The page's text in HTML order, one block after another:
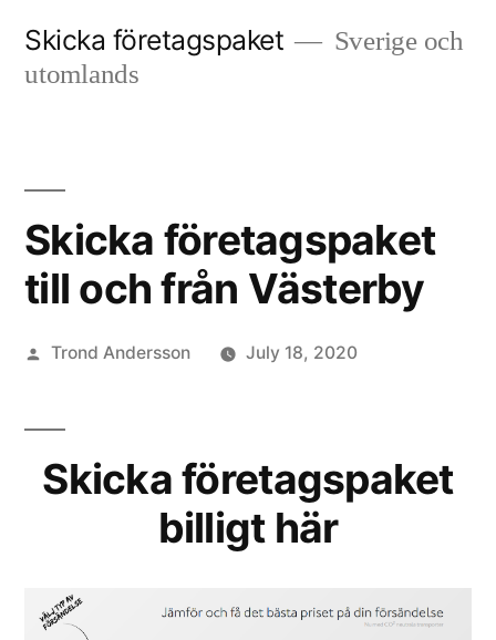
Skicka företagspaket
Sverige och
utomlands
Skicka företagspaket
till och från Västerby
Posted
Trond Andersson July 18, 2020
Skicka företagspaket
billigt här